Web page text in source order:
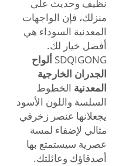
نظيف وحديث على
منزلك، فإن الواجهات
المعدنية السوداء هي
أفضل خيار لك.
SDQIGONG ألواح
الجدران الخارجية
المعدنية الخطوط
السلسة واللون الأسود
يجعلانها عنصر زخرفي
مثالي لإضفاء لمسة
عصرية سيستمتع بها
أصدقاؤك وعائلتك.